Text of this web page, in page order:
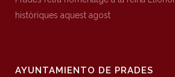
històriques aquest agost
AYUNTAMIENTO DE PRADES